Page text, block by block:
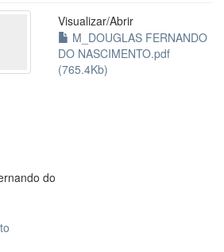
Visualizar/Abrir
M_DOUGLAS FERNANDO
DO NASCIMENTO.pdf
(765.4Kb)
do